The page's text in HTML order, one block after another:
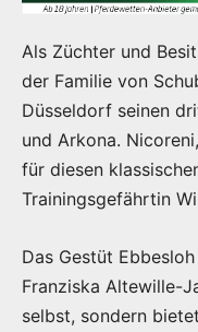
Als Züchter und
der Familie von
Düsseldorf seinen
und Arkona.
für diesen
Trainingsgefährtin
Das Gestüt
Franziska Altewille-
selbst, sondern